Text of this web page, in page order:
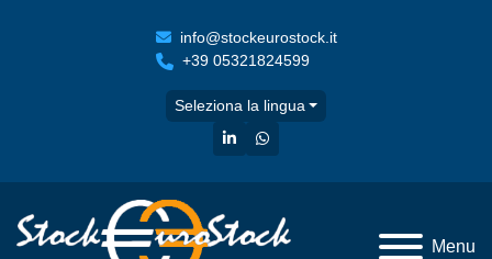
info@stockeurostock.it
+39 05321824599
Seleziona la lingua
linkedinwhatsapp
Menu